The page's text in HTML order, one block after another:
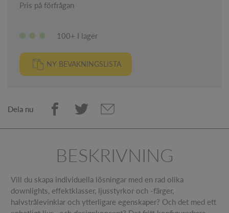
Pris på förfrågan
100+ I lager
NY BEVAKNINGSLISTA
Dela nu
BESKRIVNING
Vill du skapa individuella lösningar med en rad olika
downlights, effektklasser, ljusstyrkor och -färger,
halvstrålevinklar och ytterligare egenskaper? Och det med ett